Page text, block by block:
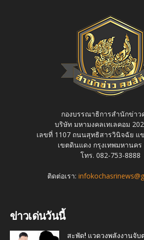
กองบรรณาธิการสำนักข่า
บริษัท มหามงคลเทเลคอม
เลขที่ 1107 ถนนสุทธิสารวินิจฉัย แ
เขตดินแดง กรุงเทพมหานคร
โทร. 082-753-8888
ติดต่อเรา:
ข่าวเด่นวันนี้
สะพัด! แวดวงพลังงานจับ